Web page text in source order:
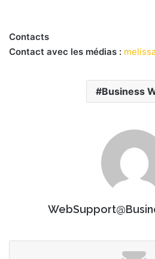
Contacts
Contact avec les médias :
Business